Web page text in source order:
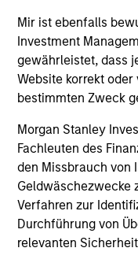
Mir ist ebenfalls
Investment
gewährleistet, dass
Website korrekt
bestimmten Zweck
Morgan Stanley
Fachleuten des
den Missbrauch von
Geldwäschezwecke
Verfahren zur
Durchführung von
relevanten
Stanley
today the
provider of
services.
24-FEB-2026
May not represent all